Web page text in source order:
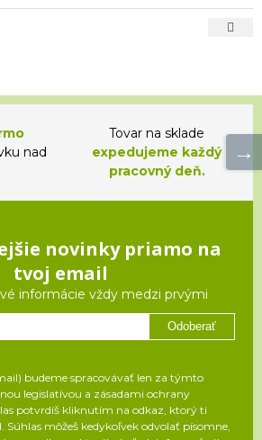
nad
Tovar na sklade
expedujeme každý
pracovný deň.
novinky priamo na
tvoj email
informácie vždy medzi prvými
Odoberať
budeme spracovávať len za týmto
legislatívou a zásadami ochrany
potvrdíš kliknutím na odkaz, ktorý ti
Súhlas môžeš kedykoľvek odvolať písomne,